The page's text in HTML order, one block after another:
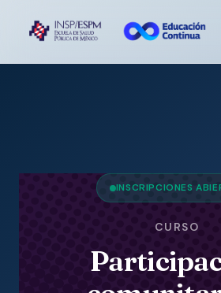
INSCRIPCIONES
CURSO